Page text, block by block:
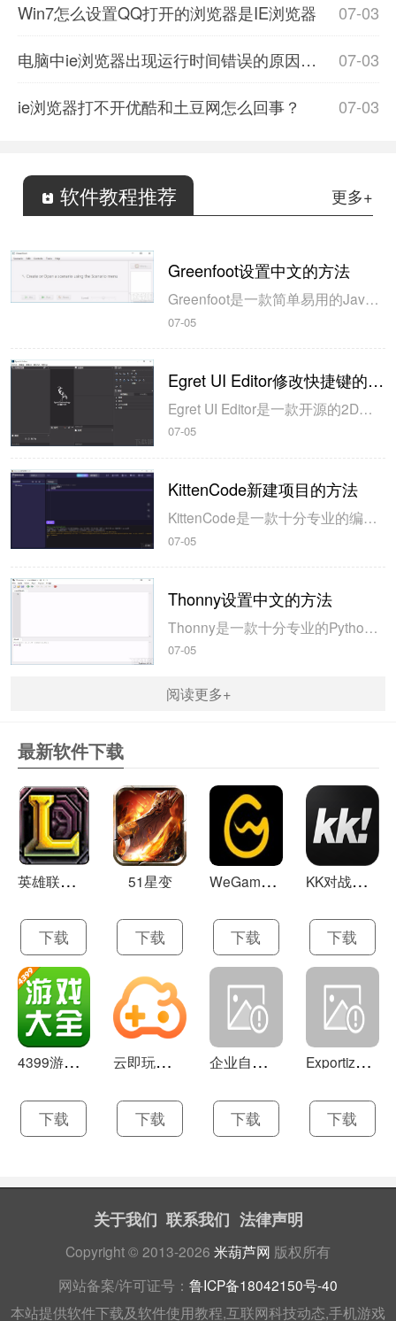
07-03
Win7怎么设置QQ打开的浏览器是IE浏览器
07-03
电脑中ie浏览器出现运行时间错误的原因解法介绍
07-03
ie浏览器打不开优酷和土豆网怎么回事？
软件教程推荐 更多+
Greenfoot设置中文的方法
Greenfoot是一款简单易用的Java开发环境，该软件界面清爽简约，既可以作为一个开发框使用，也能够作为集成开发环境使用，操作起来十分简单。这款软件支持多种语言，但是默认的语言是英文，因此将该软件下载到电脑上的时候，会发现软件的界面语言是英文版本的，这对于英语基础较差的朋友来说，使用这款软件就会...
07-05
Egret UI Editor修改快捷键的方法
Egret UI Editor是一款开源的2D游戏开发代码编辑软件，其主要功能是针对Egret项目中的Exml皮肤文件进行可视化编辑，功能十分强大。我们在使用这款软件的过程中，可以将一些常用操作设置快捷键，这样就可以简化编程，从而提高代码编辑的工作效率。但是这款软件在日常生活中使用得不多，并且专业性...
07-05
KittenCode新建项目的方法
KittenCode是一款十分专业的编程软件，该软件给用户提供了可视化的操作界面，支持Python语言的编程开发以及第三方库管理，并且提供了很多实用的工具，功能十分强大。我们在使用这款软件进行编程开发的过程中，最基本、最常做的操作就是新建项目，因此我们很有必要掌握新建项目的方法。但是这款软件的专业性...
07-05
Thonny设置中文的方法
Thonny是一款十分专业的Python编辑软件，该软件界面清爽简单，给用户提供了丰富的编程工具，具备代码补全、语法错误显示等功能，非常的适合新手使用。该软件还支持多种语言，所以在下载这款软件的时候，有时候下载到电脑中的软件是英文版本的，这对于英语基础较差的小伙伴来说，使用这款软件就会变得十分困难，...
07-05
阅读更多+
最新软件下载
英
雄联盟LOL 13.21
下载
51星变
下载
W
eGame(腾讯游戏平台TGP) 5.10.19.1000
下载
K
K对战平台 1.0.1
下载
4
399游戏盒 官方下载 7.9.1
下载
云
即玩游戏盒 1.0.5.4
下载
企
业自助建站系统 9.0
下载
E
xportizer 9.0.8
下载
关于我们 联系我们 法律声明
Copyright © 2013-2026 米葫芦网 版权所有
网站备案/许可证号： 鲁ICP备18042150号-40
本站提供软件下载及软件使用教程,互联网科技动态,手机游戏